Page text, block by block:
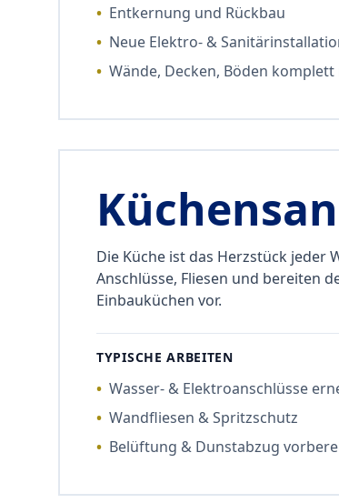
• Entkernung und Rückbau
• Neue Elektro- &
• Wände, Decken, Böden komplett
Die Küche ist das Herzstück jeder
Anschlüsse, Fliesen und bereiten
Einbauküchen vor.
TYPISCHE ARBEITEN
• Wasser- & Elektroanschlüsse
• Wandfliesen & Spritzschutz
• Belüftung & Dunstabzug